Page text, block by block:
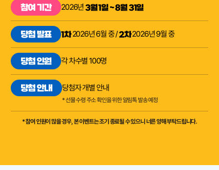
참여 기간 2026년3월 1일 ~ 8월 31일
당첨 발표 1차2026년 6월 중 /2차2026년 9월 중
당첨 인원 각 차수별 100명
당첨 안내 당첨자 개별 안내
* 선물 수령 주소 확인을 위한 알림톡 발송 예정
* 참여 인원이 많을 경우, 본 이벤트는 조기 종료될 수 있으니 너른 양해 부탁드립니다.